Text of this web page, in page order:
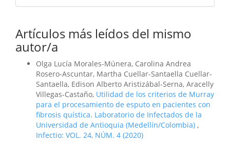
Artículos más leídos del mismo
autor/a
Olga Lucía Morales-Múnera, Carolina Andrea
Rosero-Ascuntar, Martha Cuellar-Santaella Cuellar-
Santaella, Edison Alberto Aristizábal-Serna, Aracelly
Villegas-Castaño, Utilidad de los criterios de Murray
para el procesamiento de esputo en pacientes con
fibrosis quística. Laboratorio de Infectados de la
Universidad de Antioquia (Medellín/Colombia) ,
Infectio: VOL. 24, NÚM. 4 (2020)